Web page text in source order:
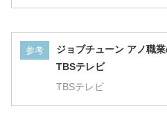
1位「なめらかプリンパフェ
【満場一致合格】(合格
発するから応
NEhttps://t.co/
#ミニストップ
参考
ジョブチューン アノ職
TBSテレビ
TBSテレビ